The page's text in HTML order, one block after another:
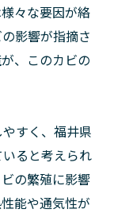
々な要因が絡
影響が指摘さ
、このカビの
すく、福井県
ると考えられ
の繁殖に影響
能や通気性が